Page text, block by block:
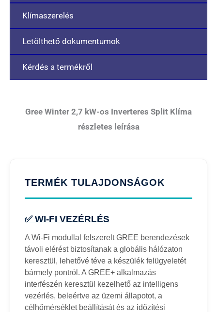
Klímaszerelés
Letölthető dokumentumok
Kérdés a termékről
Gree Winter 2,7 kW-os Inverteres Split Klíma
részletes leírása
TERMÉK TULAJDONSÁGOK
✅ WI-FI VEZÉRLÉS
A Wi-Fi modullal felszerelt GREE berendezések
távoli elérést biztosítanak a globális hálózaton
keresztül, lehetővé téve a készülék felügyeletét
bármely pontról. A GREE+ alkalmazás
interfészén keresztül kezelhető az intelligens
vezérlés, beleértve az üzemi állapotot, a
célhőmérséklet beállítását és az időzítési